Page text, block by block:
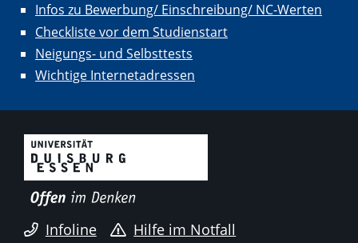
Infos zu Bewerbung/ Einschreibung/ NC-Werten
Checkliste vor dem Studienstart
Neigungs- und Selbsttests
Wichtige Internetadressen
Infoline
Hilfe im Notfall